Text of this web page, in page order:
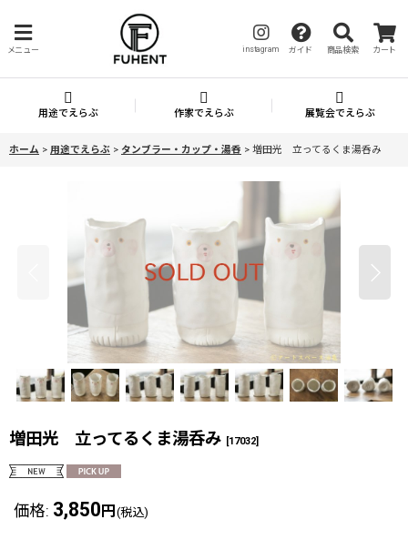
メニュー instagram ガイド 商品検索 カート
用途でえらぶ 作家でえらぶ 展覧会でえらぶ
ホーム > 用途でえらぶ > タンブラー・カップ・湯呑 > 増田光 立ってるくま湯呑み
増田光 立ってるくま湯呑み [17032]
価格: 3,850 円 (税込)